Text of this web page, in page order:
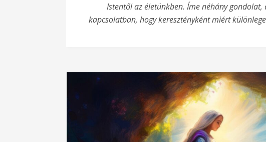
Istentől az életünkben. Íme néhány
kapcsolatban, hogy keresztényként miért